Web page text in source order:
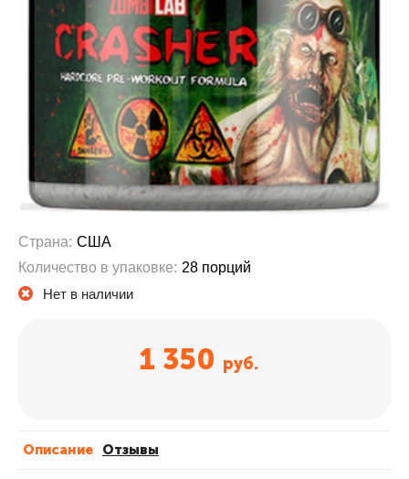
Страна: США
Количество в упаковке: 28 порций
Нет в наличии
1 350 руб.
Описание Отзывы